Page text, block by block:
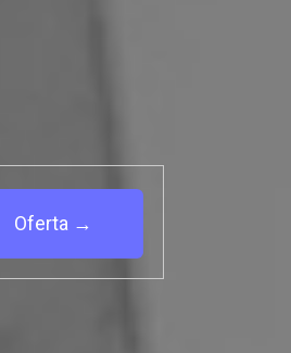
Oferta →